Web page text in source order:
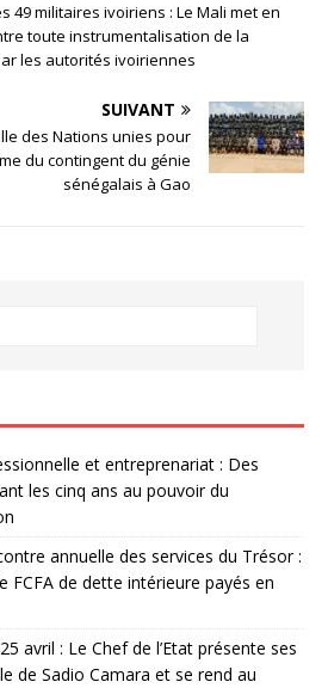
49 militaires ivoiriens : Le Mali met en
toute instrumentalisation de la
les autorités ivoiriennes
SUIVANT
des Nations unies pour
du contingent du génie
sénégalais à Gao
et entreprenariat : Des
les cinq ans au pouvoir du
annuelle des services du Trésor :
FCFA de dette intérieure payés en
avril : Le Chef de l’Etat présente ses
de Sadio Camara et se rend au